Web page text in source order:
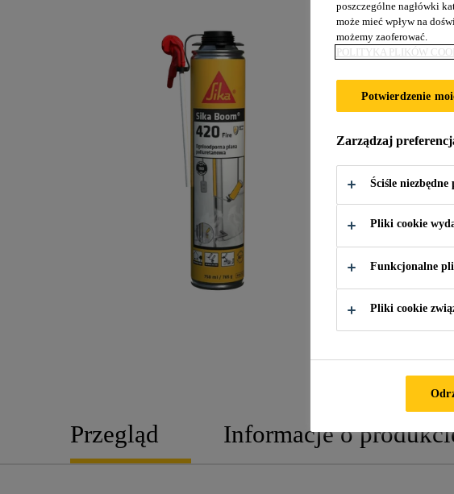
dyszą
Sika
Przegląd Informacje o
poszczególne nagłówki
może mieć wpływ na
możemy zaoferować.
POLITYKA PLIKÓW
Potwierdzenie
Zarządzaj
Ściśle
Pliki cookie
Funkcjonalne
Pliki cookie